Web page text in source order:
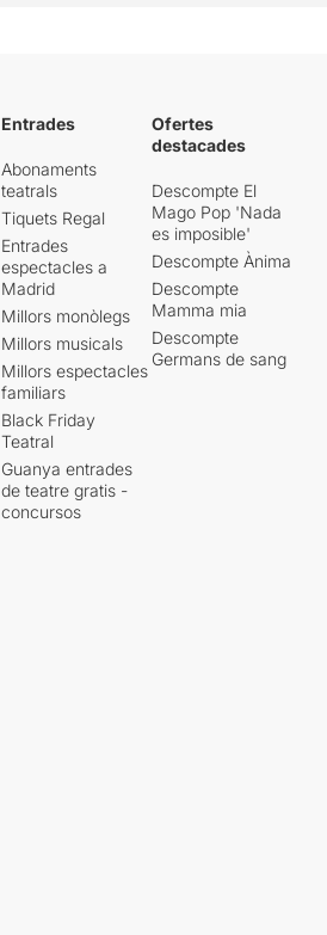
Entrades
Abonaments
teatrals
Tiquets Regal
Entrades
espectacles a
Madrid
Millors monòlegs
Millors musicals
Millors espectacles
familiars
Black Friday
Teatral
Guanya entrades
de teatre gratis -
concursos
Ofertes
destacades
Descompte El
Mago Pop 'Nada
es imposible'
Descompte Ànima
Descompte
Mamma mia
Descompte
Germans de sang